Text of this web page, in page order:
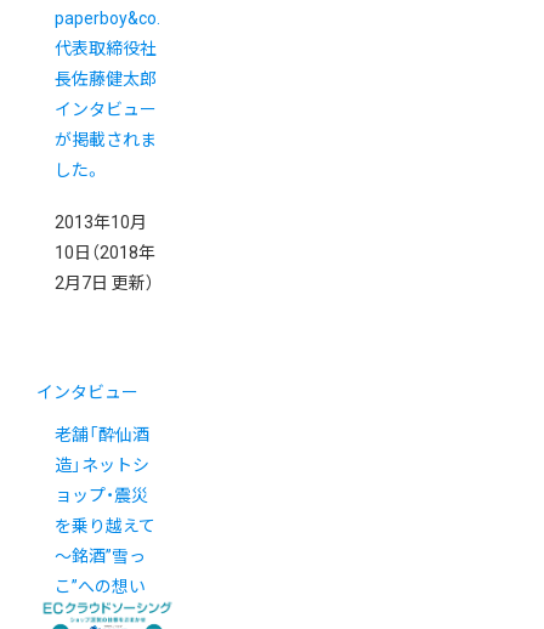
paperboy&co.
代表取締役社
長佐藤健太郎
インタビュー
が掲載されま
した。
2013年10月
10日 （2018年
2月7日 更新）
インタビュー
老舗「酔仙酒
造」ネットシ
ョップ・震災
を乗り越えて
～銘酒”雪っ
こ”への想い
～